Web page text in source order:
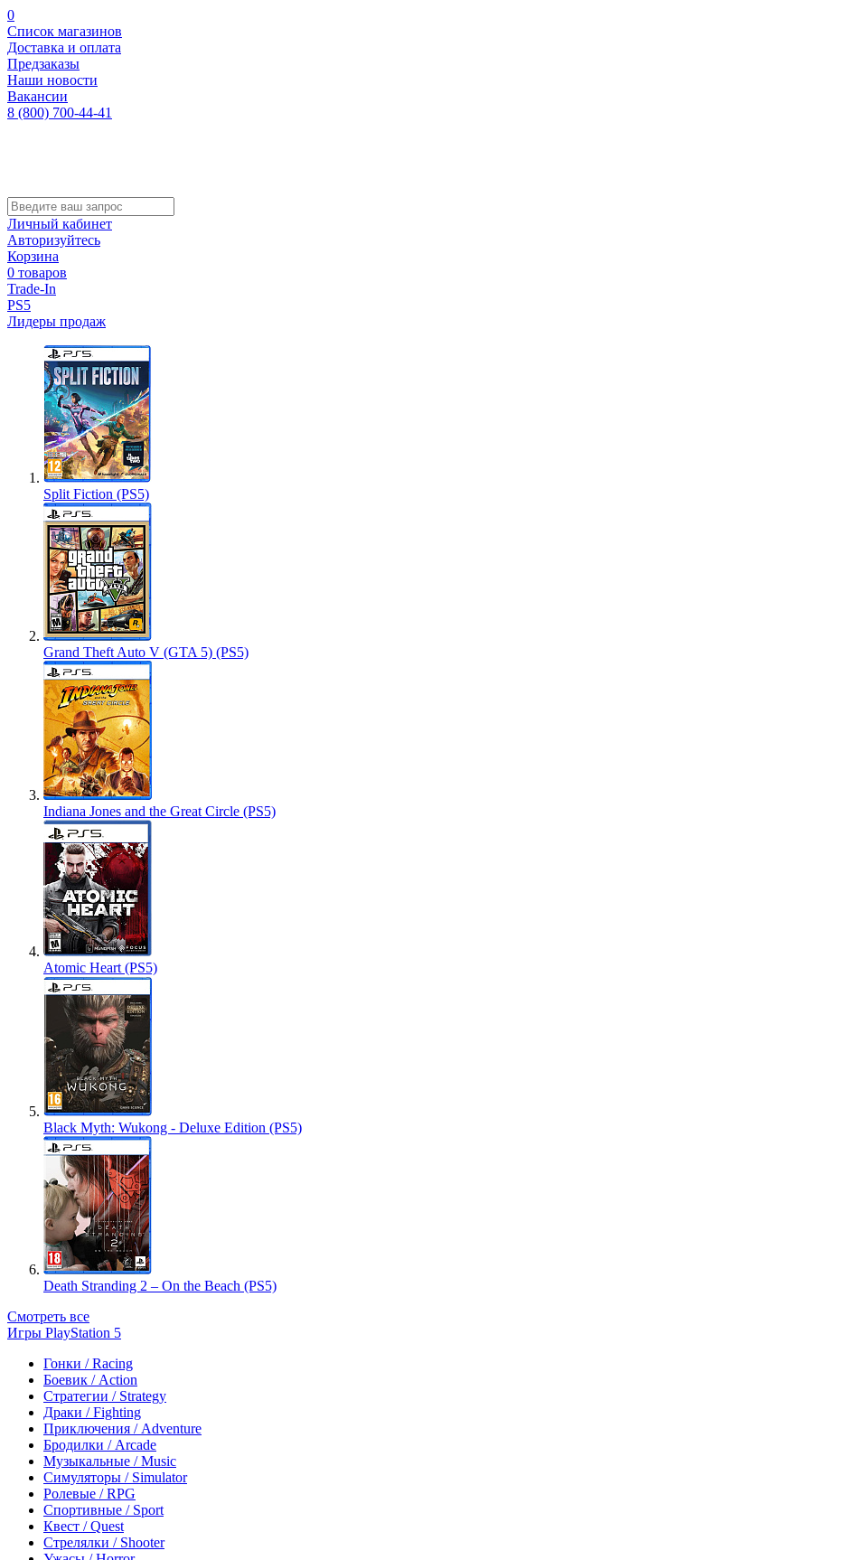
0
Список магазинов
Доставка и оплата
Предзаказы
Наши новости
Вакансии
8 (800) 700-44-41
Личный кабинет
Авторизуйтесь
Корзина
0 товаров
Trade-In
PS5
Лидеры продаж
Split Fiction (PS5)
Grand Theft Auto V (GTA 5) (PS5)
Indiana Jones and the Great Circle (PS5)
Atomic Heart (PS5)
Black Myth: Wukong - Deluxe Edition (PS5)
Death Stranding 2 – On the Beach (PS5)
Смотреть все
Игры PlayStation 5
Гонки / Racing
Боевик / Action
Стратегии / Strategy
Драки / Fighting
Приключения / Adventure
Бродилки / Arcade
Музыкальные / Music
Симуляторы / Simulator
Ролевые / RPG
Спортивные / Sport
Квест / Quest
Стрелялки / Shooter